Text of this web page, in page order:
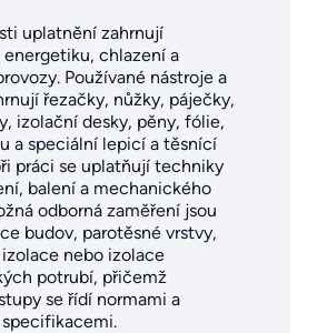
uplatnění zahrnují
chlazení a
Používané nástroje a
řezačky, nůžky, páječky,
izolační desky, pěny, fólie,
a speciální lepicí a těsnící
práci se uplatňují techniky
balení a mechanického
odborná zaměření jsou
budov, parotěsné vrstvy,
nebo izolace
potrubí, přičemž
se řídí normami a